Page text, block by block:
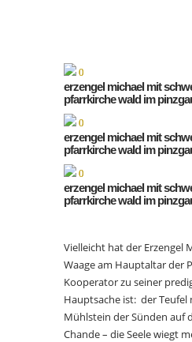
erzengel michael mit
pfarrkirche wald im
erzengel michael mit
pfarrkirche wald im
erzengel michael mit
pfarrkirche wald im
Vielleicht hat der Erzengel
Waage am Hauptaltar der
Kooperator zu seiner
Hauptsache ist: der Teufel
Mühlstein der Sünden auf
Chande – die Seele wiegt